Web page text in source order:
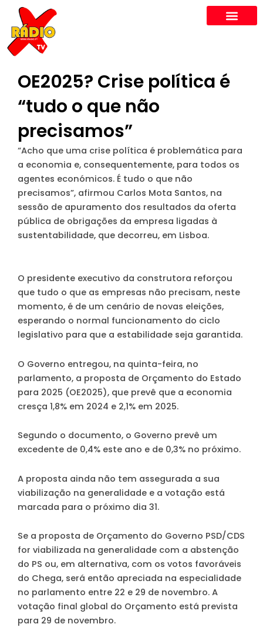
content
OE2025? Crise política é
“tudo o que não
precisamos”
“Acho que uma crise política é problemática para
a economia e, consequentemente, para todos os
agentes económicos. É tudo o que não
precisamos”, afirmou Carlos Mota Santos, na
sessão de apuramento dos resultados da oferta
pública de obrigações da empresa ligadas à
sustentabilidade, que decorreu, em Lisboa.
O presidente executivo da construtora reforçou
que tudo o que as empresas não precisam, neste
momento, é de um cenário de novas eleições,
esperando o normal funcionamento do ciclo
legislativo para que a estabilidade seja garantida.
O Governo entregou, na quinta-feira, no
parlamento, a proposta de Orçamento do Estado
para 2025 (OE2025), que prevê que a economia
cresça 1,8% em 2024 e 2,1% em 2025.
Segundo o documento, o Governo prevê um
excedente de 0,4% este ano e de 0,3% no próximo.
A proposta ainda não tem assegurada a sua
viabilização na generalidade e a votação está
marcada para o próximo dia 31.
Se a proposta de Orçamento do Governo PSD/CDS
for viabilizada na generalidade com a abstenção
do PS ou, em alternativa, com os votos favoráveis
do Chega, será então apreciada na especialidade
no parlamento entre 22 e 29 de novembro. A
votação final global do Orçamento está prevista
para 29 de novembro.